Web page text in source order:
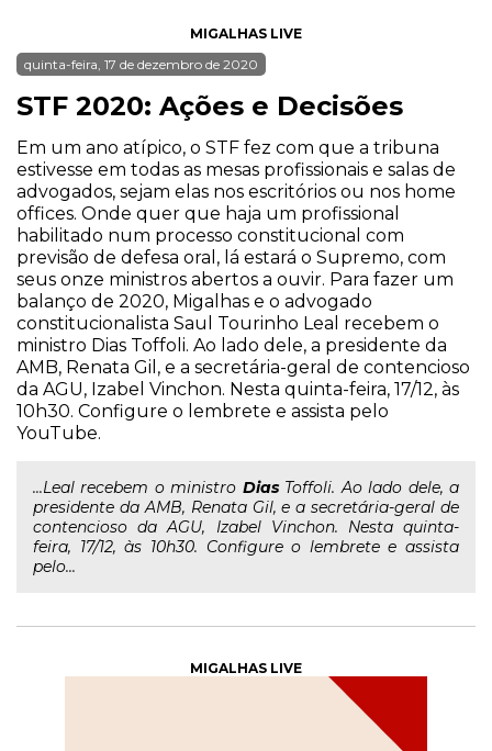
MIGALHAS LIVE
quinta-feira, 17 de dezembro de 2020
STF 2020: Ações e Decisões
Em um ano atípico, o STF fez com que a tribuna
estivesse em todas as mesas profissionais e salas de
advogados, sejam elas nos escritórios ou nos home
offices. Onde quer que haja um profissional
habilitado num processo constitucional com
previsão de defesa oral, lá estará o Supremo, com
seus onze ministros abertos a ouvir. Para fazer um
balanço de 2020, Migalhas e o advogado
constitucionalista Saul Tourinho Leal recebem o
ministro Dias Toffoli. Ao lado dele, a presidente da
AMB, Renata Gil, e a secretária-geral de contencioso
da AGU, Izabel Vinchon. Nesta quinta-feira, 17/12, às
10h30. Configure o lembrete e assista pelo
YouTube.
...Leal recebem o ministro DiasToffoli. Ao lado dele, a
presidente da AMB, Renata Gil, e a secretária-geral de
contencioso da AGU, Izabel Vinchon. Nesta quinta-
feira, 17/12, às 10h30. Configure o lembrete e assista
pelo...
MIGALHAS LIVE